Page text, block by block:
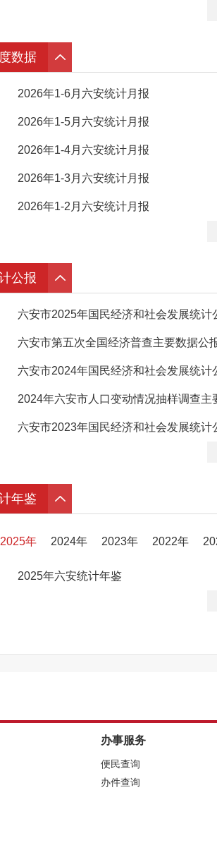
数据
2026年1-6月六安统计月报
2026年1-5月六安统计月报
2026年1-4月六安统计月报
2026年1-3月六安统计月报
2026年1-2月六安统计月报
公报
六安市2025年国民经济和社会发展统计
六安市第五次全国经济普查主要数据公
六安市2024年国民经济和社会发展统计
2024年六安市人口变动情况抽样调查主
六安市2023年国民经济和社会发展统计
年鉴
2025年 2024年 2023年 2022年
2025年六安统计年鉴
办事服务
便民查询
办件查询